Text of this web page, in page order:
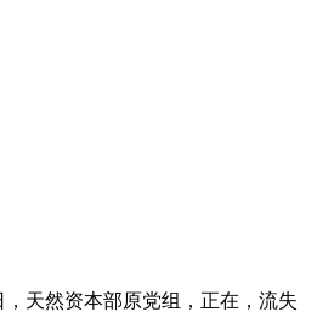
，天然资本部原党组，正在，流失